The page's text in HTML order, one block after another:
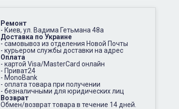
Ремонт
- Киев, ул. Вадима Гетьмана 48а
Доставка по Украине
- самовывоз из отделения Новой Почты
- курьером службы доставки на адрес
Оплата
- картой Visa/MasterCard онлайн
- Приват24
- MonoBank
- оплата товара при получении
- безналичными для юридических лиц
Возврат
Обмен/возврат товара в течение 14 дней.